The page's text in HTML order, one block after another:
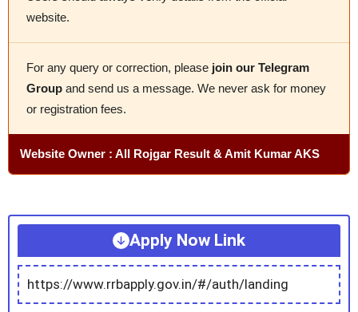
website.
For any query or correction, please join our Telegram
Group and send us a message. We never ask for money
or registration fees.
Website Owner : All Rojgar Result & Amit Kumar AKS
Apply Now Link
https://www.rrbapply.gov.in/#/auth/landing